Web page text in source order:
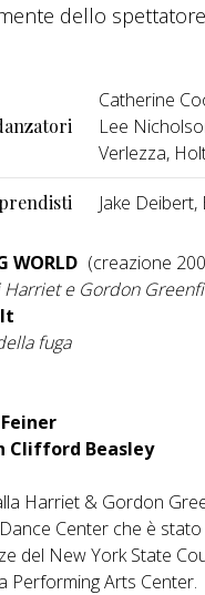
dello
Catherine
Lee
Verlezza,
Jake
WORLD (creazione
e Gordon
fuga
Clifford Beasley
Harriet & Gordon
Center che è
del New York State
Performing Arts Center.